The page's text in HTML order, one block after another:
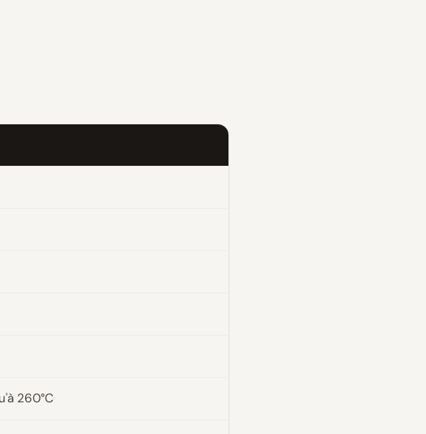
260°C